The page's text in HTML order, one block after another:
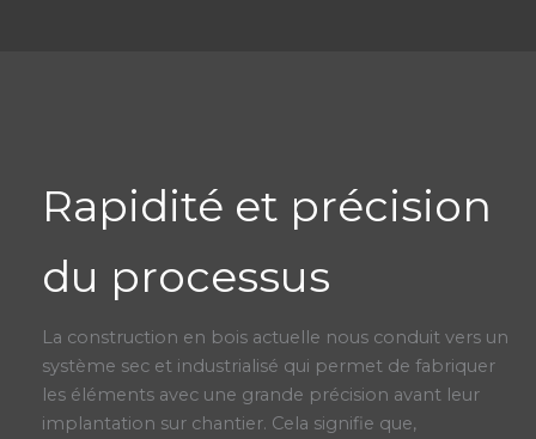
Rapidité et précision
du processus
La construction en bois actuelle nous conduit vers un
système sec et industrialisé qui permet de fabriquer
les éléments avec une grande précision avant leur
implantation sur chantier. Cela signifie que,